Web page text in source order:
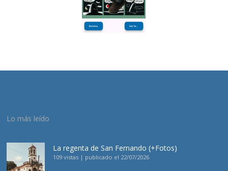
Lo más leído
La regenta de San Fernando (+Fotos)
109 vistas | publicado el 22/07/2026